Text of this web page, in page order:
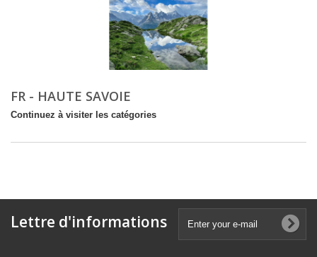
FR - HAUTE SAVOIE
Continuez à visiter les catégories
Lettre d'informations